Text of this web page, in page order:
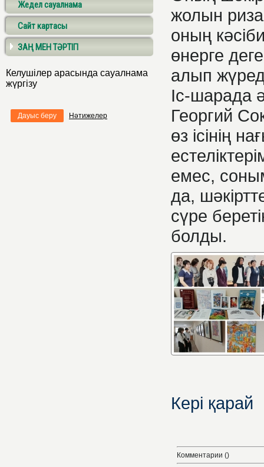
Жедел сауалнама
Сайт картасы
ЗАҢ МЕН ТӘРТІП
Келушілер арасында сауалнама
жүргізу
Дауыс беру Нәтижелер
жолын
оның
өнерге
алып
Іс-шарада
Георгий
өз ісінің
емес,
да,
сүре
болды.
Кері қарай
Комментарии ()